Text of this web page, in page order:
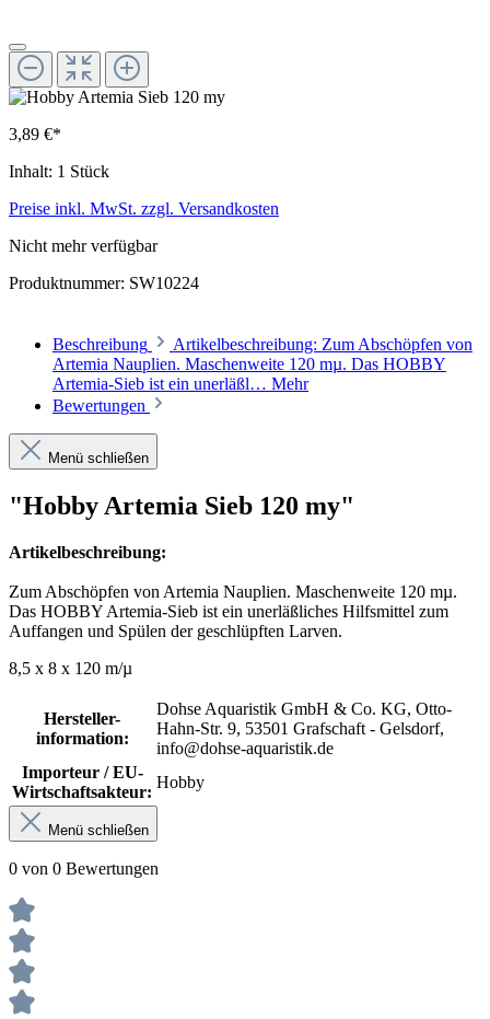
3,89 €*
Inhalt: 1 Stück
Preise inkl. MwSt. zzgl. Versandkosten
Nicht mehr verfügbar
Produktnummer: SW10224
Beschreibung
Artikelbeschreibung: Zum Abschöpfen von
Artemia Nauplien. Maschenweite 120 mµ. Das HOBBY
Artemia-Sieb ist ein unerläßl… Mehr
Bewertungen
Menü schließen
"Hobby Artemia Sieb 120 my"
Artikelbeschreibung:
Zum Abschöpfen von Artemia Nauplien. Maschenweite 120 mµ.
Das HOBBY Artemia-Sieb ist ein unerläßliches Hilfsmittel zum
Auffangen und Spülen der geschlüpften Larven.
8,5 x 8 x 120 m/µ
Hersteller-
information:
Dohse Aquaristik GmbH & Co. KG, Otto-
Hahn-Str. 9, 53501 Grafschaft - Gelsdorf,
info@dohse-aquaristik.de
Importeur / EU-
Wirtschaftsakteur:
Hobby
Menü schließen
0 von 0 Bewertungen